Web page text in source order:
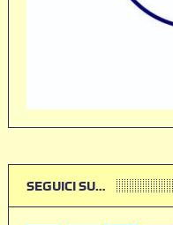
SEGUICI SU…